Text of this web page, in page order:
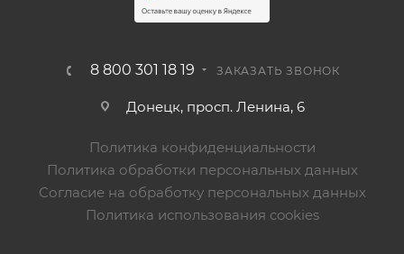
8 800 301 18 19 ЗАКАЗАТЬ ЗВОНОК
Донецк, просп. Ленина, 6
Политика конфиденциальности
Политика обработки персональных данных
Согласие на обработку персональных данных
Политика использования cookies